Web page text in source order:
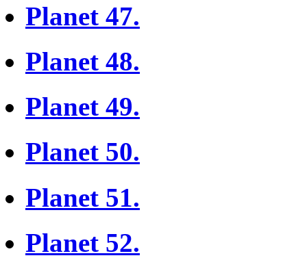
Planet 47.
Planet 48.
Planet 49.
Planet 50.
Planet 51.
Planet 52.